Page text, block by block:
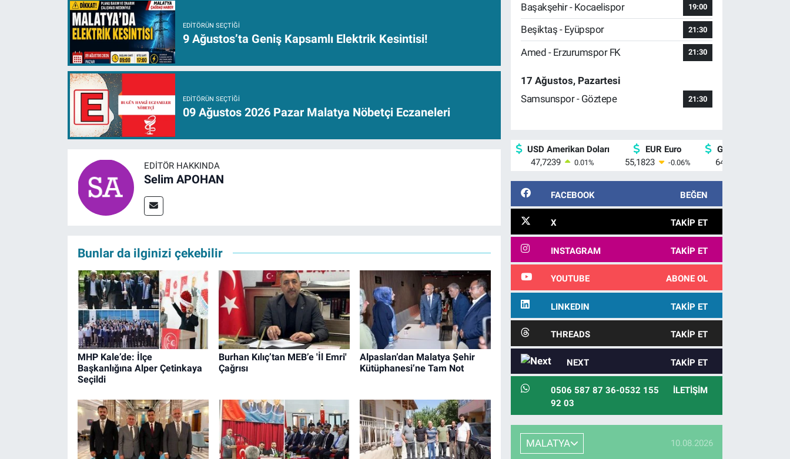
EDITÖRÜN SEÇTIĞI
9 Ağustos’ta Geniş Kapsamlı Elektrik Kesintisi!
EDITÖRÜN SEÇTIĞI
09 Ağustos 2026 Pazar Malatya Nöbetçi Eczaneleri
EDITÖR HAKKINDA
Selim APOHAN
Bunlar da ilginizi çekebilir
MHP Kale’de: İlçe
Başkanlığına Alper Çetinkaya
Seçildi
Burhan Kılıç’tan MEB’e 'İl Emri'
Çağrısı
Alpaslan’dan Malatya Şehir
Kütüphanesi’ne Tam Not
Başakşehir - Kocaelispor
19:00
Beşiktaş - Eyüpspor 21:30
Amed - Erzurumspor FK 21:30
17 Ağustos, Pazartesi
Samsunspor - Göztepe
21:30
USD Amerikan Doları
47,7239
0.01%
EUR Euro
55,1823
-0.06%
GBP İngiliz
64,4329
FACEBOOK BEĞEN
X TAKIP ET
INSTAGRAM TAKIP ET
YOUTUBE ABONE OL
LINKEDIN TAKIP ET
THREADS TAKIP ET
NEXT TAKIP ET
0506 587 87 36-0532 155
92 03
İLETIŞIM
MALATYA 10.08.2026